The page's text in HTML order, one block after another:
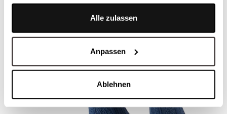
Alle zulassen
Anpassen
Ablehnen